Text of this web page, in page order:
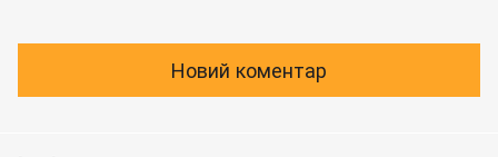
Новий коментар